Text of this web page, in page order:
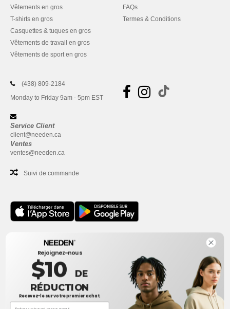
Vêtements en gros
T-shirts en gros
Casquettes & tuques en gros
Vêtements de travail en gros
Vêtements de sport en gros
FAQs
Termes & Conditions
(438) 809-2184
Monday to Friday 9am - 5pm EST
Service Client
client@needen.ca
Ventes
ventes@needen.ca
Suivi de commande
Bureau
One Dundas Street West Suite 2500
Toronto, Ontario, M5G 1Z3
Ceci n'est PAS l'adresse de retour. Pour les retours, voir ici
Bureau
Rejoignez-nous
$10 DE
RÉDUCTION
Recevez-le sur votre premier achat.